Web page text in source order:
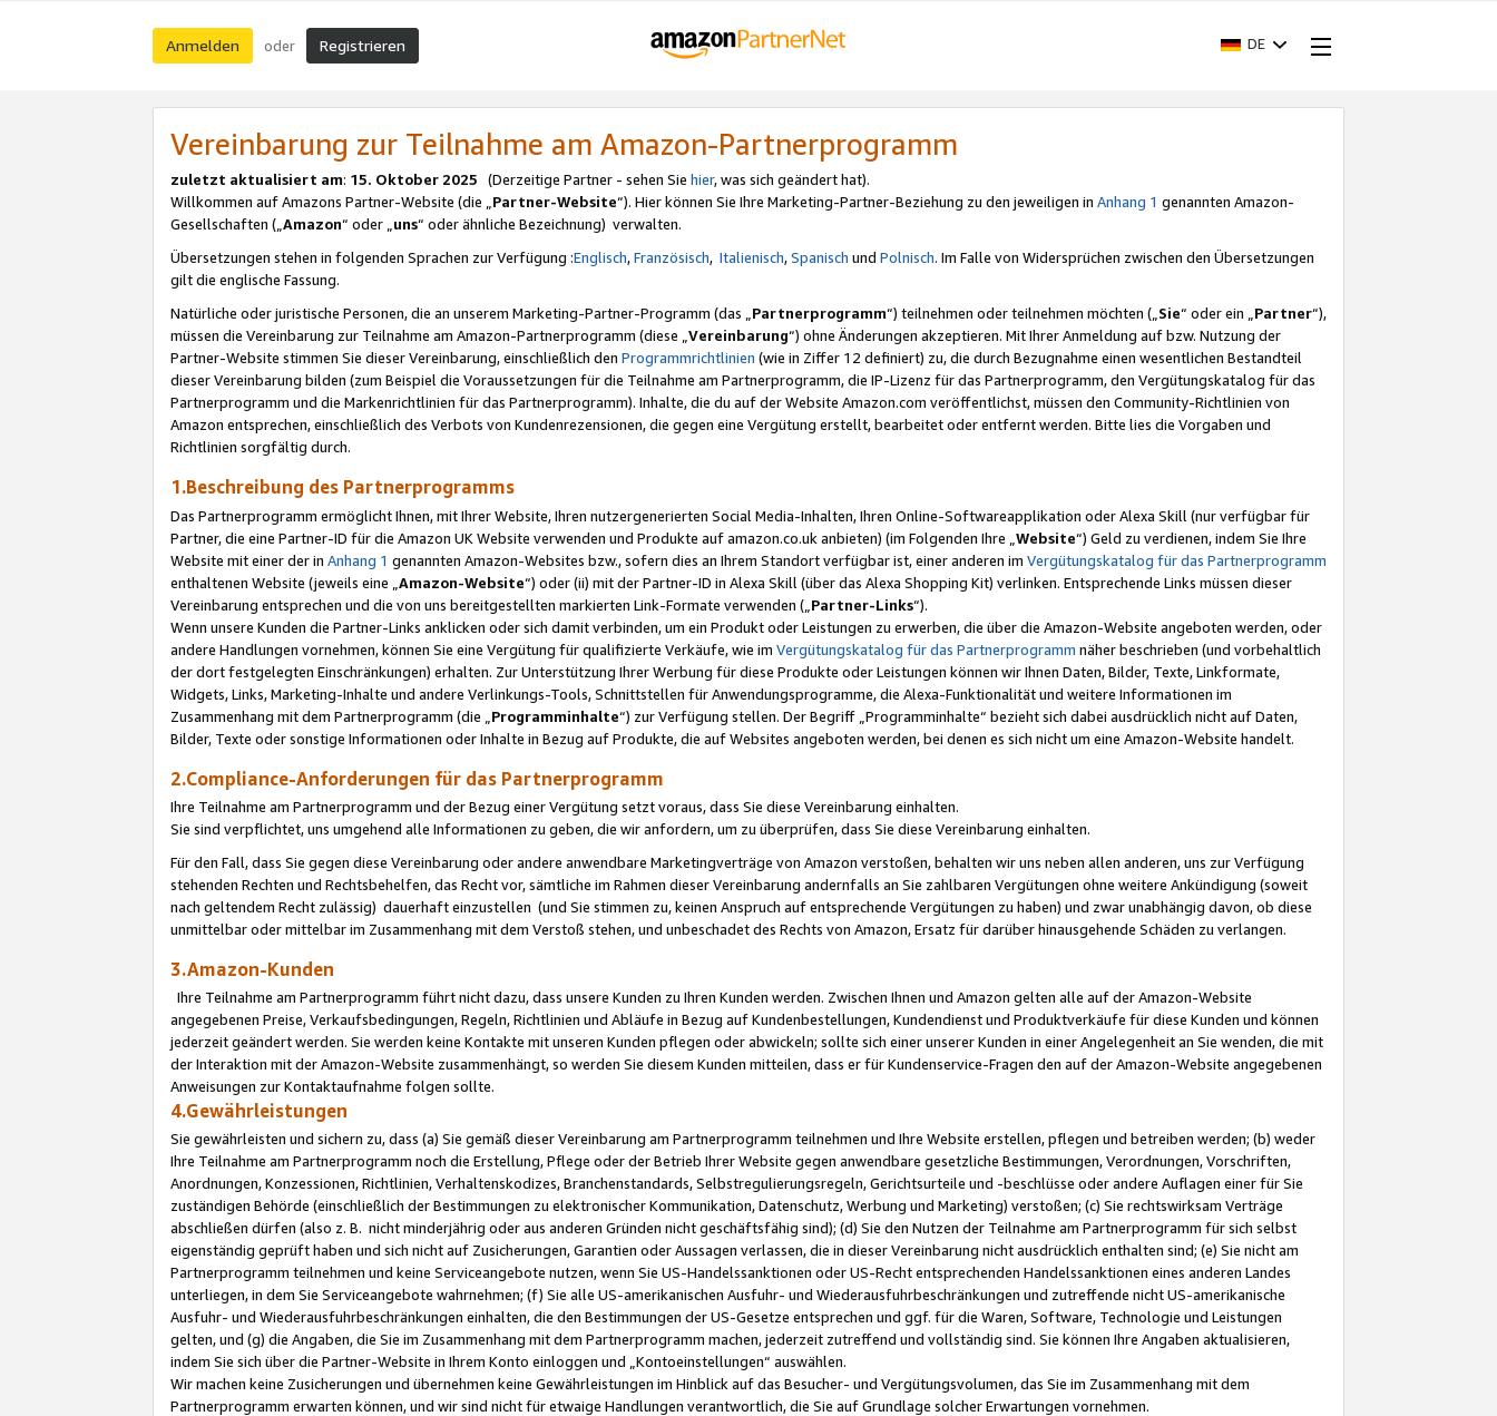
Anmelden oder Registrieren DE
Vereinbarung zur Teilnahme am Amazon-Partnerprogramm
zuletzt aktualisiert am: 15. Oktober 2025 (Derzeitige Partner - sehen Sie hier, was sich geändert hat).
Willkommen auf Amazons Partner-Website (die „Partner-Website“). Hier können Sie Ihre Marketing-Partner-Beziehung zu den jeweiligen in Anhang 1 genannten Amazon-
Gesellschaften („Amazon“ oder „uns“ oder ähnliche Bezeichnung) verwalten.
Übersetzungen stehen in folgenden Sprachen zur Verfügung :Englisch,Französisch, Italienisch,Spanisch und Polnisch. Im Falle von Widersprüchen zwischen den Übersetzungen
gilt die englische Fassung.
Natürliche oder juristische Personen, die an unserem Marketing-Partner-Programm (das „Partnerprogramm“) teilnehmen oder teilnehmen möchten („Sie“ oder ein „Partner“),
müssen die Vereinbarung zur Teilnahme am Amazon-Partnerprogramm (diese „Vereinbarung“) ohne Änderungen akzeptieren. Mit Ihrer Anmeldung auf bzw. Nutzung der
Partner-Website stimmen Sie dieser Vereinbarung, einschließlich den Programmrichtlinien (wie in Ziffer 12 definiert) zu, die durch Bezugnahme einen wesentlichen Bestandteil
dieser Vereinbarung bilden (zum Beispiel die Voraussetzungen für die Teilnahme am Partnerprogramm, die IP-Lizenz für das Partnerprogramm, den Vergütungskatalog für das
Partnerprogramm und die Markenrichtlinien für das Partnerprogramm). Inhalte, die du auf der Website Amazon.com veröffentlichst, müssen den Community-Richtlinien von
Amazon entsprechen, einschließlich des Verbots von Kundenrezensionen, die gegen eine Vergütung erstellt, bearbeitet oder entfernt werden. Bitte lies die Vorgaben und
Richtlinien sorgfältig durch.
1.Beschreibung des Partnerprogramms
Das Partnerprogramm ermöglicht Ihnen, mit Ihrer Website, Ihren nutzergenerierten Social Media-Inhalten, Ihren Online-Softwareapplikation oder Alexa Skill (nur verfügbar für
Partner, die eine Partner-ID für die Amazon UK Website verwenden und Produkte auf amazon.co.uk anbieten) (im Folgenden Ihre „ Website“) Geld zu verdienen, indem Sie Ihre
Website mit einer der in Anhang 1 genannten Amazon-Websites bzw., sofern dies an Ihrem Standort verfügbar ist, einer anderen im Vergütungskatalog für das Partnerprogramm
enthaltenen Website (jeweils eine „ Amazon-Website“) oder (ii) mit der Partner-ID in Alexa Skill (über das Alexa Shopping Kit) verlinken. Entsprechende Links müssen dieser
Vereinbarung entsprechen und die von uns bereitgestellten markierten Link-Formate verwenden („ Partner-Links“).
Wenn unsere Kunden die Partner-Links anklicken oder sich damit verbinden, um ein Produkt oder Leistungen zu erwerben, die über die Amazon-Website angeboten werden, oder
andere Handlungen vornehmen, können Sie eine Vergütung für qualifizierte Verkäufe, wie im Vergütungskatalog für das Partnerprogramm näher beschrieben (und vorbehaltlich
der dort festgelegten Einschränkungen) erhalten. Zur Unterstützung Ihrer Werbung für diese Produkte oder Leistungen können wir Ihnen Daten, Bilder, Texte, Linkformate,
Widgets, Links, Marketing-Inhalte und andere Verlinkungs-Tools, Schnittstellen für Anwendungsprogramme, die Alexa-Funktionalität und weitere Informationen im
Zusammenhang mit dem Partnerprogramm (die „ Programminhalte“) zur Verfügung stellen. Der Begriff „Programminhalte“ bezieht sich dabei ausdrücklich nicht auf Daten,
Bilder, Texte oder sonstige Informationen oder Inhalte in Bezug auf Produkte, die auf Websites angeboten werden, bei denen es sich nicht um eine Amazon-Website handelt.
2.Compliance-Anforderungen für das Partnerprogramm
Ihre Teilnahme am Partnerprogramm und der Bezug einer Vergütung setzt voraus, dass Sie diese Vereinbarung einhalten.
Sie sind verpflichtet, uns umgehend alle Informationen zu geben, die wir anfordern, um zu überprüfen, dass Sie diese Vereinbarung einhalten.
Für den Fall, dass Sie gegen diese Vereinbarung oder andere anwendbare Marketingverträge von Amazon verstoßen, behalten wir uns neben allen anderen, uns zur Verfügung
stehenden Rechten und Rechtsbehelfen, das Recht vor, sämtliche im Rahmen dieser Vereinbarung andernfalls an Sie zahlbaren Vergütungen ohne weitere Ankündigung (soweit
nach geltendem Recht zulässig) dauerhaft einzustellen (und Sie stimmen zu, keinen Anspruch auf entsprechende Vergütungen zu haben) und zwar unabhängig davon, ob diese
unmittelbar oder mittelbar im Zusammenhang mit dem Verstoß stehen, und unbeschadet des Rechts von Amazon, Ersatz für darüber hinausgehende Schäden zu verlangen.
3.Amazon-Kunden
Ihre Teilnahme am Partnerprogramm führt nicht dazu, dass unsere Kunden zu Ihren Kunden werden. Zwischen Ihnen und Amazon gelten alle auf der Amazon-Website
angegebenen Preise, Verkaufsbedingungen, Regeln, Richtlinien und Abläufe in Bezug auf Kundenbestellungen, Kundendienst und Produktverkäufe für diese Kunden und können
jederzeit geändert werden. Sie werden keine Kontakte mit unseren Kunden pflegen oder abwickeln; sollte sich einer unserer Kunden in einer Angelegenheit an Sie wenden, die mit
der Interaktion mit der Amazon-Website zusammenhängt, so werden Sie diesem Kunden mitteilen, dass er für Kundenservice-Fragen den auf der Amazon-Website angegebenen
Anweisungen zur Kontaktaufnahme folgen sollte.
4.Gewährleistungen
Sie gewährleisten und sichern zu, dass (a) Sie gemäß dieser Vereinbarung am Partnerprogramm teilnehmen und Ihre Website erstellen, pflegen und betreiben werden; (b) weder
Ihre Teilnahme am Partnerprogramm noch die Erstellung, Pflege oder der Betrieb Ihrer Website gegen anwendbare gesetzliche Bestimmungen, Verordnungen, Vorschriften,
Anordnungen, Konzessionen, Richtlinien, Verhaltenskodizes, Branchenstandards, Selbstregulierungsregeln, Gerichtsurteile und -beschlüsse oder andere Auflagen einer für Sie
zuständigen Behörde (einschließlich der Bestimmungen zu elektronischer Kommunikation, Datenschutz, Werbung und Marketing) verstoßen; (c) Sie rechtswirksam Verträge
abschließen dürfen (also z. B. nicht minderjährig oder aus anderen Gründen nicht geschäftsfähig sind); (d) Sie den Nutzen der Teilnahme am Partnerprogramm für sich selbst
eigenständig geprüft haben und sich nicht auf Zusicherungen, Garantien oder Aussagen verlassen, die in dieser Vereinbarung nicht ausdrücklich enthalten sind; (e) Sie nicht am
Partnerprogramm teilnehmen und keine Serviceangebote nutzen, wenn Sie US-Handelssanktionen oder US-Recht entsprechenden Handelssanktionen eines anderen Landes
unterliegen, in dem Sie Serviceangebote wahrnehmen; (f) Sie alle US-amerikanischen Ausfuhr- und Wiederausfuhrbeschränkungen und zutreffende nicht US-amerikanische
Ausfuhr- und Wiederausfuhrbeschränkungen einhalten, die den Bestimmungen der US-Gesetze entsprechen und ggf. für die Waren, Software, Technologie und Leistungen
gelten, und (g) die Angaben, die Sie im Zusammenhang mit dem Partnerprogramm machen, jederzeit zutreffend und vollständig sind. Sie können Ihre Angaben aktualisieren,
indem Sie sich über die Partner-Website in Ihrem Konto einloggen und „Kontoeinstellungen“ auswählen.
Wir machen keine Zusicherungen und übernehmen keine Gewährleistungen im Hinblick auf das Besucher- und Vergütungsvolumen, das Sie im Zusammenhang mit dem
Partnerprogramm erwarten können, und wir sind nicht für etwaige Handlungen verantwortlich, die Sie auf Grundlage solcher Erwartungen vornehmen.